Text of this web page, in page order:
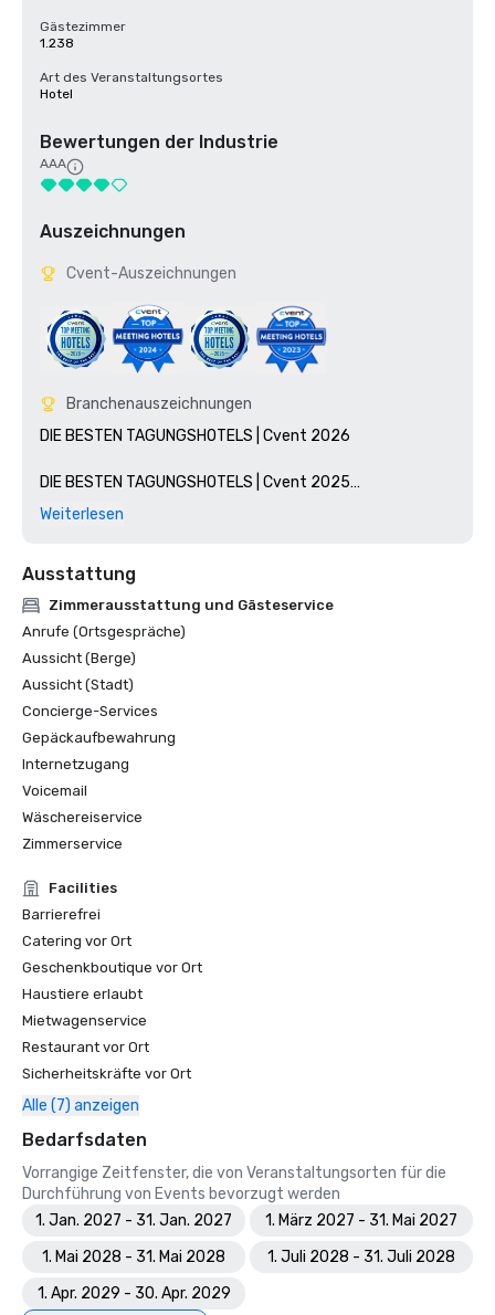
Gästezimmer
1.238
Art des Veranstaltungsortes
Hotel
Bewertungen der Industrie
AAA
Auszeichnungen
Cvent-Auszeichnungen
Branchenauszeichnungen
DIE BESTEN TAGUNGSHOTELS | Cvent 2026
DIE BESTEN TAGUNGSHOTELS | Cvent 2025
AUSZEICHNUNG HOTEL DES JAHRES IN DER WESTLICHEN
REGION | Klassische Premium-Kategorie — Marriott 2024
DIE BESTEN TAGUNGSHOTELS | Cvent 2023
DIE BESTEN TAGUNGSHOTELS | Cvent 2020
Weiterlesen
Ausstattung
Zimmerausstattung und Gästeservice
Anrufe (Ortsgespräche)
Aussicht (Berge)
Aussicht (Stadt)
Concierge-Services
Gepäckaufbewahrung
Internetzugang
Voicemail
Wäschereiservice
Zimmerservice
Facilities
Barrierefrei
Catering vor Ort
Geschenkboutique vor Ort
Haustiere erlaubt
Mietwagenservice
Restaurant vor Ort
Sicherheitskräfte vor Ort
Alle (7) anzeigen
Bedarfsdaten
Vorrangige Zeitfenster, die von Veranstaltungsorten für die
Durchführung von Events bevorzugt werden
1. Jan. 2027 - 31. Jan. 2027
1. März 2027 - 31. Mai 2027
1. Mai 2028 - 31. Mai 2028
1. Juli 2028 - 31. Juli 2028
1. Apr. 2029 - 30. Apr. 2029